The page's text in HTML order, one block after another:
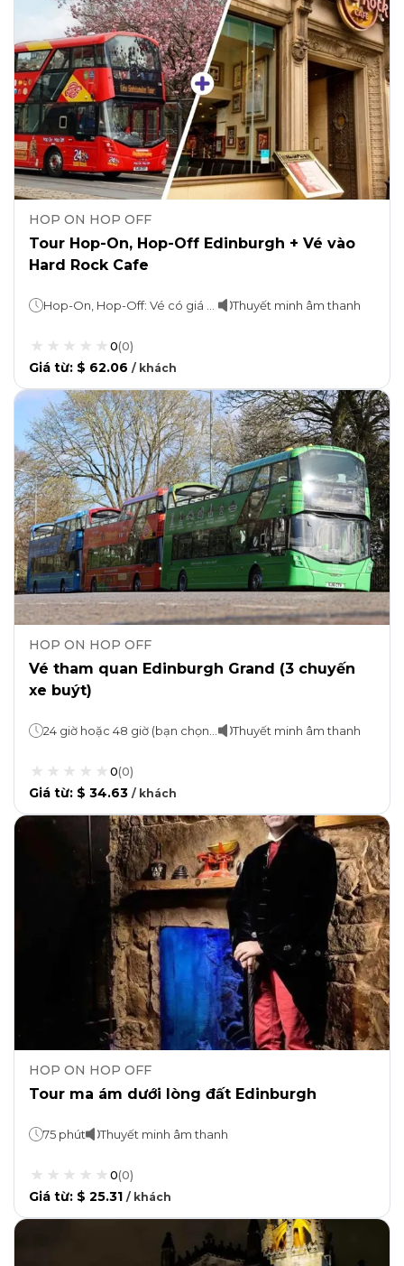
HOP ON HOP OFF
Tour Hop-On, Hop-Off Edinburgh + Vé vào
Hard Rock Cafe
Thuyết minh âm thanh
0(0)
Giá từ: $ 62.06 / khách
HOP ON HOP OFF
Vé tham quan Edinburgh Grand (3 chuyến
xe buýt)
Thuyết minh âm thanh
0(0)
Giá từ: $ 34.63 / khách
HOP ON HOP OFF
Tour ma ám dưới lòng đất Edinburgh
75 phút Thuyết minh âm thanh
0(0)
Giá từ: $ 25.31 / khách